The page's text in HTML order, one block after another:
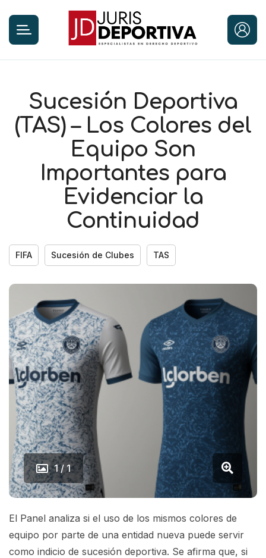
Sucesión Deportiva
(TAS) – Los Colores del
Equipo Son
Importantes para
Evidenciar la
Continuidad
FIFA Sucesión de Clubes TAS
1 / 1
El Panel analiza si el uso de los mismos colores de
equipo por parte de una entidad nueva puede servir
como indicio de sucesión deportiva. Se afirma que, si